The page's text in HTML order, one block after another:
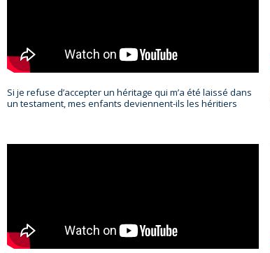
Si je refuse d’accepter un héritage qui m’a été laissé dans
un testament, mes enfants deviennent-ils les héritiers